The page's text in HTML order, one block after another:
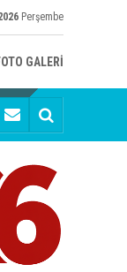
Perşembe
GALERİ
GERÇEKLEŞTİ